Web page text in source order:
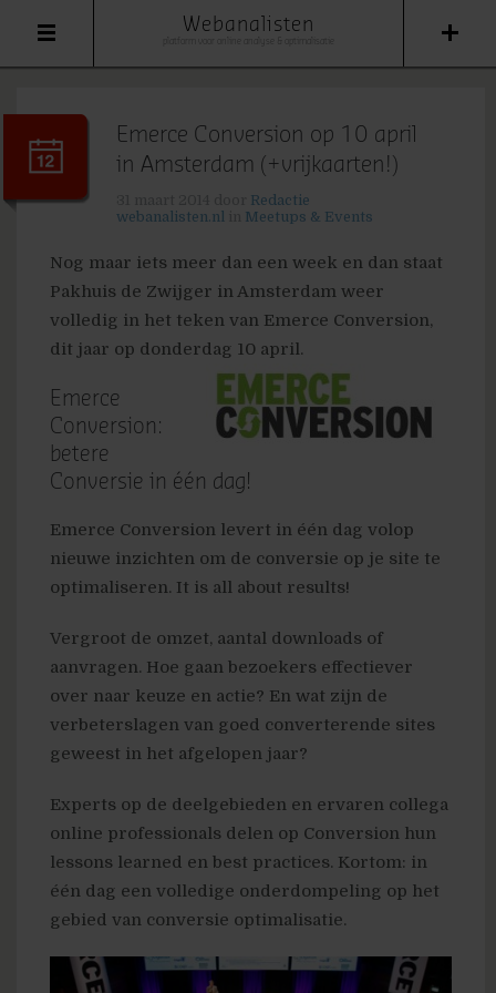
Webanalisten
Emerce Conversion op 10 april
in Amsterdam (+vrijkaarten!)
Redactie
webanalisten.nl
Meetups & Events
Nog maar iets meer dan een week en dan staat
Pakhuis de Zwijger in Amsterdam weer
volledig in het teken van Emerce Conversion,
dit jaar op donderdag 10 april.
Emerce
Conversion:
betere
Conversie in één dag!
Emerce Conversion levert in één dag volop
nieuwe inzichten om de conversie op je site te
optimaliseren. It is all about results!
Vergroot de omzet, aantal downloads of
aanvragen. Hoe gaan bezoekers effectiever
over naar keuze en actie? En wat zijn de
verbeterslagen van goed converterende sites
geweest in het afgelopen jaar?
Experts op de deelgebieden en ervaren collega
online professionals delen op Conversion hun
lessons learned en best practices. Kortom: in
één dag een volledige onderdompeling op het
gebied van conversie optimalisatie.